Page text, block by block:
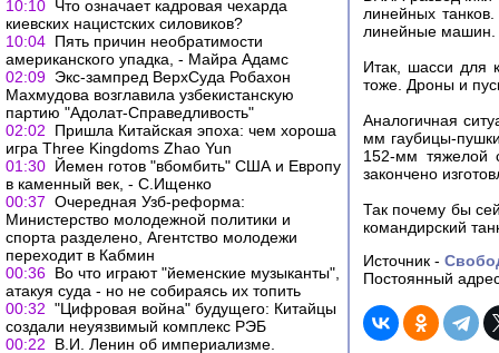
10:10 Что означает кадровая чехарда
киевских нацистских силовиков?
10:04 Пять причин необратимости
американского упадка, - Майра Адамс
02:09 Экс-зампред ВерхСуда Робахон
Махмудова возглавила узбекистанскую
партию "Адолат-Справедливость"
02:02
Пришла Китайская эпоха: чем хороша
игра Three Kingdoms Zhao Yun
01:30 Йемен готов "вбомбить" США и Европу
в каменный век, - С.Ищенко
00:37 Очередная Узб-реформа:
Министерство молодежной политики и
спорта разделено, Агентство молодежи
переходит в Кабмин
00:36 Во что играют "йеменские музыканты",
атакуя суда - но не собираясь их топить
00:32 "Цифровая война" будущего: Китайцы
создали неуязвимый комплекс РЭБ
00:22
В.И. Ленин об империализме.
линейных
линейные машин.
Итак, шасси для
тоже. Дроны и
Аналогичная
мм гаубицы-
152-мм тяжелой
закончено
Так почему бы
командирский
Источник -
Постоянный